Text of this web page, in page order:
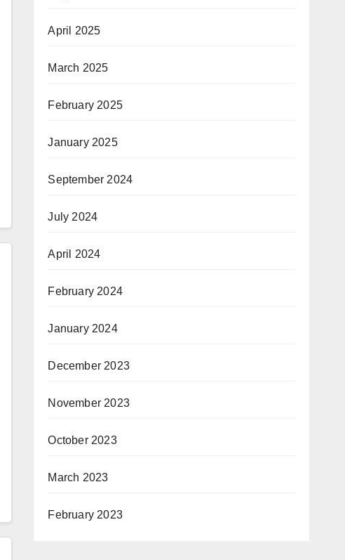
April 2025
March 2025
February 2025
January 2025
September 2024
July 2024
April 2024
February 2024
January 2024
December 2023
November 2023
October 2023
March 2023
February 2023